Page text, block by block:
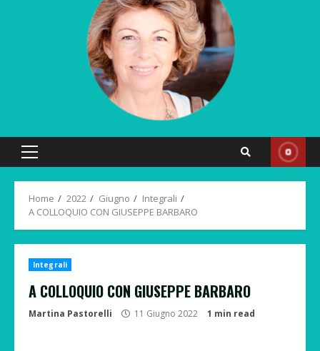
Primary
Home 2022 Giugno
Integrali
A COLLOQUIO CON GIUSEPPE BARBARO
Integrali
A COLLOQUIO CON GIUSEPPE BARBARO
Martina Pastorelli 11 Giugno 2022 1 min read